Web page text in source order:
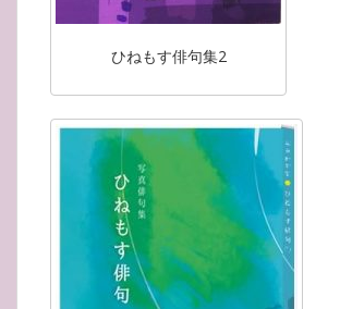
ひねもす俳句集2